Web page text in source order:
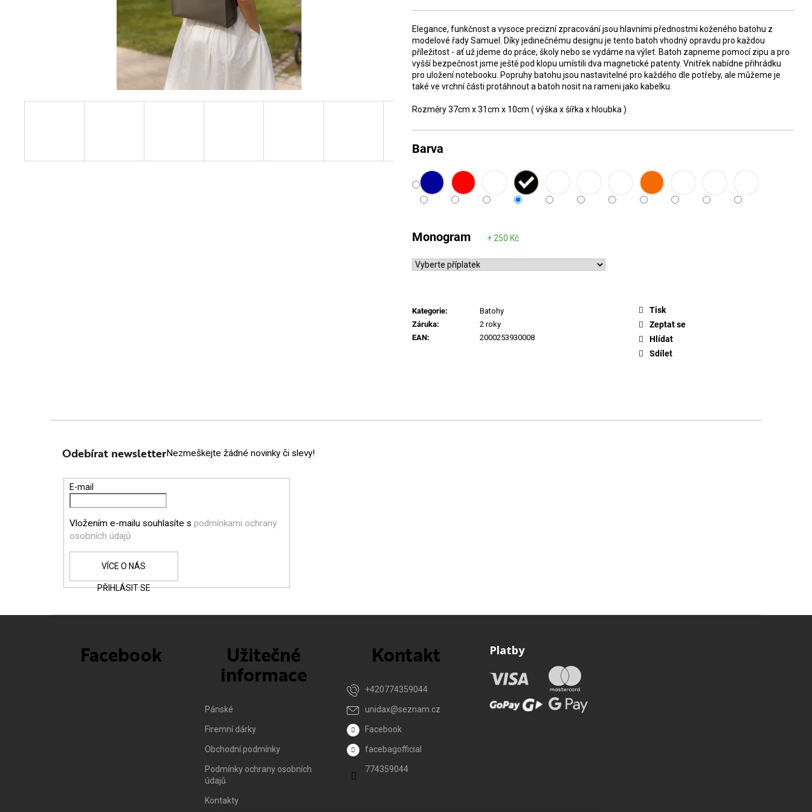
Barva
Monogram
Elegance, funkčnost a vysoce precizní zpracování jsou hlavními přednostmi koženého batohu z
modelové řady Samuel. Díky jedinečnému designu je tento batoh vhodný opravdu pro každou
příležitost - ať už jdeme do práce, školy nebo se vydáme na výlet. Batoh zapneme pomocí zipu a pro
vyšší bezpečnost jsme ještě pod klopu umístili dva magnetické patenty. Vnitřek nabídne přihrádku
pro uložení notebooku. Popruhy batohu jsou nastavitelné pro každého dle potřeby, ale můžeme je
také ve vrchní části protáhnout a batoh nosit na rameni jako kabelku.
Rozměry 37cm x 31cm x 10cm ( výška x šířka x hloubka )
Kategorie:
Batohy
Záruka:
2 roky
EAN: 2000253930008
Tisk
Zeptat se
Hlídat
Sdílet
Odebírat newsletterNezmeškejte žádné novinky či slevy!
E-mail
Vložením e-mailu souhlasíte s podmínkami ochrany
osobních údajů
PŘIHLÁSIT SE
Facebook Užitečné
informace
Pánské
Firemní dárky
Obchodní podmínky
Podmínky ochrany osobních
údajů
Kontakty
Kontakt
unidax@seznam.cz
+420774359044
Facebook
facebagofficial
774359044
Platby